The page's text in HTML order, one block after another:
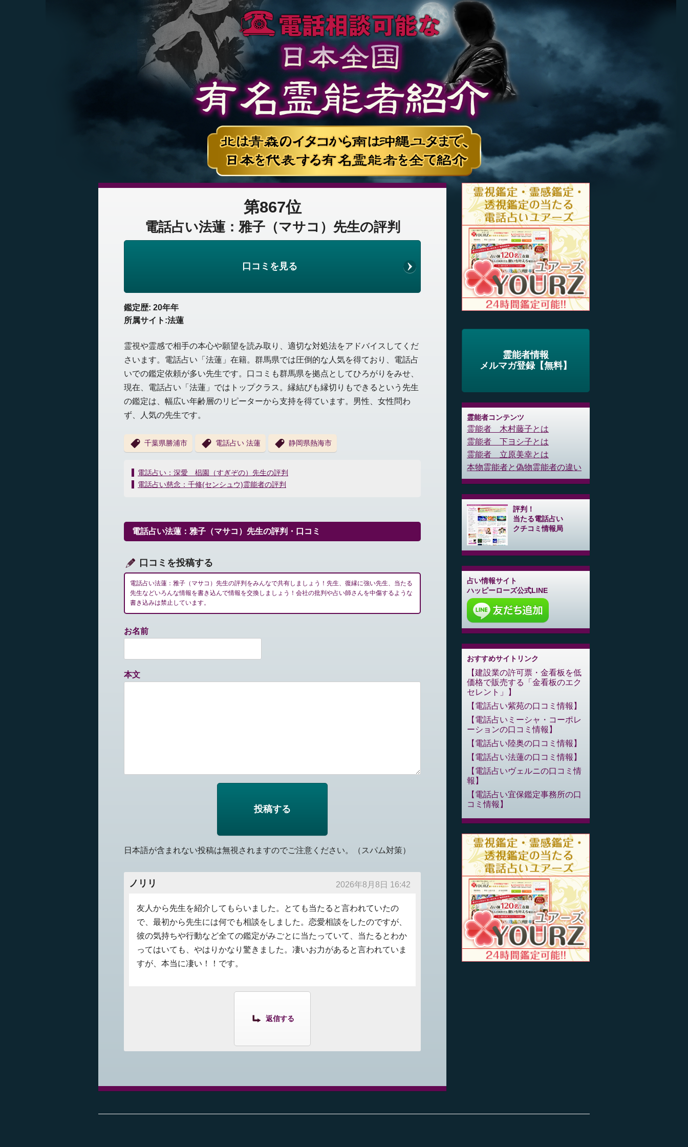
第867位
電話占い法蓮：雅子（マサコ）先生の評判
口コミを見る
鑑定歴: 20年年
所属サイト:法蓮
霊視や霊感で相手の本心や願望を読み取り、適切な対処法をアドバイスしてくだ
さいます。電話占い「法蓮」在籍。群馬県では圧倒的な人気を得ており、電話占
いでの鑑定依頼が多い先生です。口コミも群馬県を拠点としてひろがりをみせ、
現在、電話占い「法蓮」ではトップクラス。縁結びも縁切りもできるという先生
の鑑定は、幅広い年齢層のリピーターから支持を得ています。男性、女性問わ
ず、人気の先生です。
千葉県勝浦市 電話占い 法蓮 静岡県熱海市
投
稿
ー
シ
ン
電話占い：深愛 椙園（すぎぞの）先生の評判
電話占い慈念：千修(センシュウ)霊能者の評判
電話占い法蓮：雅子（マサコ）先生の評判・口コミ
口コミを投稿する
電話占い法蓮：雅子（マサコ）先生の評判をみんなで共有しましょう！先生、復縁に強い先生、当たる
先生などいろんな情報を書き込んで情報を交換しましょう！会社の批判や占い師さんを中傷するような
書き込みは禁止しています。
お名前
本文
日本語が含まれない投稿は無視されますのでご注意ください。（スパム対策）
ノリリ 2026年8月8日 16:42
友人から先生を紹介してもらいました。とても当たると言われていたの
で、最初から先生には何でも相談をしました。恋愛相談をしたのですが、
彼の気持ちや行動など全ての鑑定がみごとに当たっていて、当たるとわか
ってはいても、やはりかなり驚きました。凄いお力があると言われていま
すが、本当に凄い！！です。
返信する
霊能者情報
メルマガ登録【無料】
霊能者コンテンツ
霊能者 木村藤子とは
霊能者 下ヨシ子とは
霊能者 立原美幸とは
本物霊能者と偽物霊能者の違い
評判！
当たる電話占い
クチコミ情報局
占い情報サイト
ハッピーローズ公式LINE
おすすめサイトリンク
建設業の許可票・金看板を低
価格で販売する「金看板のエク
セレント」
電話占い紫苑の口コミ情報
電話占いミーシャ・コーポレ
ーションの口コミ情報
電話占い陸奥の口コミ情報
電話占い法蓮の口コミ情報
電話占いヴェルニの口コミ情
報
電話占い宜保鑑定事務所の口
コミ情報